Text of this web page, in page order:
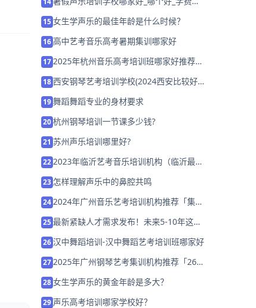
15女生学声乐的最佳年龄是什么时候？
16高中艺考音乐高考暑期集训哪家好
172025年杭州音乐高考培训班哪家好推荐
18西安钢琴艺考培训学校(2024西安比较好
19舞蹈舞蹈专业的身材要求
20杭州钢琴培训一节课多少钱?
21 苏州声乐培训哪里好?
222023年临沂艺考音乐培训机构（临沂最好
23 怎样理解声乐中的鼻腔共鸣
242024年广州音乐艺考培训机构推荐「集训
25最新紧缺人才需求发布！未来5-10年这些
26汉中舞蹈培训-汉中舞蹈艺考培训班哪家好
272025年广州钢琴艺考集训机构推荐「26
28女生学声乐的黄金年龄是多大？
29 声乐高考培训哪家学校好？